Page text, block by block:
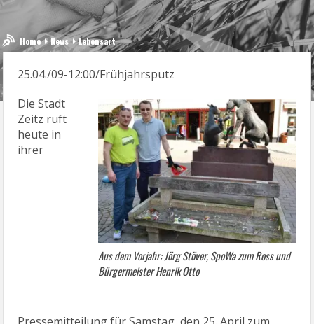
Home News Lebensart
25.04./09-12:00/Frühjahrsputz
Aus dem Vorjahr: Jörg Stöver, SpoWa zum Ross und
Bürgermeister Henrik Otto
Die Stadt
Zeitz ruft
heute in
ihrer